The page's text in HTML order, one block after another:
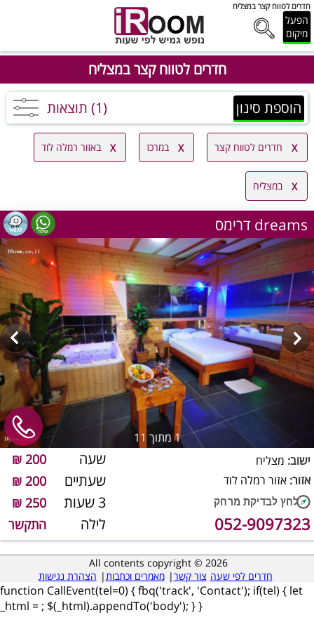
חדרים לטווח קצר במצליח
הפעל
מיקום
חדרים לטווח קצר במצליח
הוספת סינון (1) תוצאות
חדרים לטווח קצר במרכז באזור רמלה לוד
במצליח
דרימס dreams
1מתוך 11
שעה 200 ₪
שעתיים 200 ₪
3 שעות 250 ₪
לילה התקשר
ישוב: מצליח
אזור: אזור רמלה לוד
052-9097323
All contents copyright © 2026
חדרים לפי שעה צור קשר| מאמרים וכתבות | הצהרת נגישות
function CallEvent(tel=0) { fbq('track', 'Contact'); if(tel) { let
_html = ; $(_html).appendTo('body'); } }